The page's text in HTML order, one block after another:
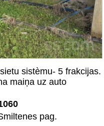
sistèmu- 5 frakcijas.
maiņa uz auto
pag.